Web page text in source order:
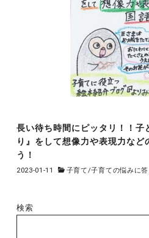
長い待ち時間にピッタリ！！子
り』をして想像力や表現力など
う！
2023-01-11 子育て/子育ての悩みに
検索